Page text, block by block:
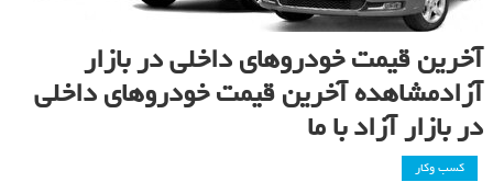
آخرین قیمت خودروهای داخلی در بازار
آزادمشاهده آخرین قیمت خودروهای داخلی
در بازار آزاد با ما
کسب وکار